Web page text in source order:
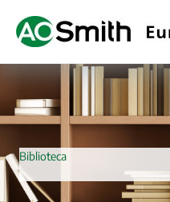
contenuto
Biblioteca